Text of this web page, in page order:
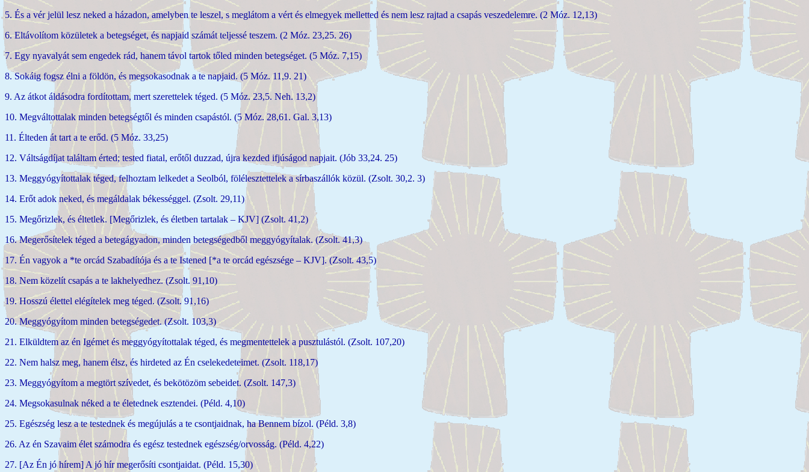
5. És a vér jelül lesz neked a házadon, amelyben te leszel, s meglátom a vért és elmegyek melletted és nem lesz rajtad a csapás veszedelemre. (2 Móz. 12,13)
6. Eltávolítom közületek a betegséget, és napjaid számát teljessé teszem. (2 Móz. 23,25. 26)
7. Egy nyavalyát sem engedek rád, hanem távol tartok tőled minden betegséget. (5 Móz. 7,15)
8. Sokáig fogsz élni a földön, és megsokasodnak a te napjaid. (5 Móz. 11,9. 21)
9. Az átkot áldásodra fordítottam, mert szerettelek téged. (5 Móz. 23,5. Neh. 13,2)
10. Megváltottalak minden betegségtől és minden csapástól. (5 Móz. 28,61. Gal. 3,13)
11. Élteden át tart a te erőd. (5 Móz. 33,25)
12. Váltságdíjat találtam érted; tested fiatal, erőtől duzzad, újra kezded ifjúságod napjait. (Jób 33,24. 25)
13. Meggyógyítottalak téged, felhoztam lelkedet a Seolból, fölélesztettelek a sírbaszállók közül. (Zsolt. 30,2. 3)
14. Erőt adok neked, és megáldalak békességgel. (Zsolt. 29,11)
15. Megőrizlek, és éltetlek. [Megőrizlek, és életben tartalak – KJV] (Zsolt. 41,2)
16. Megerősítelek téged a betegágyadon, minden betegségedből meggyógyítalak. (Zsolt. 41,3)
17. Én vagyok a *te orcád Szabadítója és a te Istened [*a te orcád egészsége – KJV]. (Zsolt. 43,5)
18. Nem közelít csapás a te lakhelyedhez. (Zsolt. 91,10)
19. Hosszú élettel elégítelek meg téged. (Zsolt. 91,16)
20. Meggyógyítom minden betegségedet. (Zsolt. 103,3)
21. Elküldtem az én Igémet és meggyógyítottalak téged, és megmentettelek a pusztulástól. (Zsolt. 107,20)
22. Nem halsz meg, hanem élsz, és hirdeted az Én cselekedeteimet. (Zsolt. 118,17)
23. Meggyógyítom a megtört szívedet, és bekötözöm sebeidet. (Zsolt. 147,3)
24. Megsokasulnak néked a te életednek esztendei. (Péld. 4,10)
25. Egészség lesz a te testednek és megújulás a te csontjaidnak, ha Bennem bízol. (Péld. 3,8)
26. Az én Szavaim élet számodra és egész testednek egészség/orvosság. (Péld. 4,22)
27. [Az Én jó hírem] A jó hír megerősíti csontjaidat. (Péld. 15,30)